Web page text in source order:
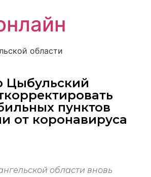
области
Цыбульский
пунктов
от коронавируса
области вновь